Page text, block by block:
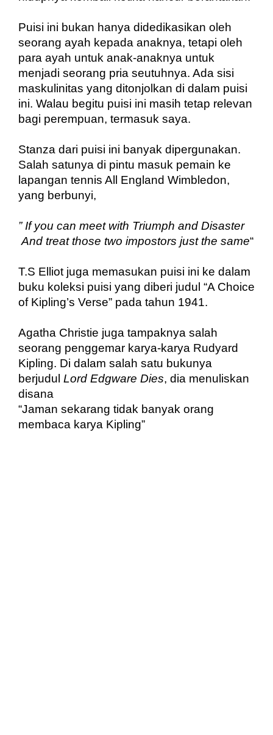
Puisi ini bukan hanya didedikasikan oleh
seorang ayah kepada anaknya, tetapi oleh
para ayah untuk anak-anaknya untuk
menjadi seorang pria seutuhnya. Ada sisi
maskulinitas yang ditonjolkan di dalam puisi
ini. Walau begitu puisi ini masih tetap relevan
bagi perempuan, termasuk saya.
Stanza dari puisi ini banyak dipergunakan.
Salah satunya di pintu masuk pemain ke
lapangan tennis All England Wimbledon,
yang berbunyi,
” If you can meet with Triumph and Disaster
And treat those two impostors just the same“
T.S Elliot juga memasukan puisi ini ke dalam
buku koleksi puisi yang diberi judul “A Choice
of Kipling’s Verse” pada tahun 1941.
Agatha Christie juga tampaknya salah
seorang penggemar karya-karya Rudyard
Kipling. Di dalam salah satu bukunya
berjudul Lord Edgware Dies, dia menuliskan
disana
“Jaman sekarang tidak banyak orang
membaca karya Kipling”